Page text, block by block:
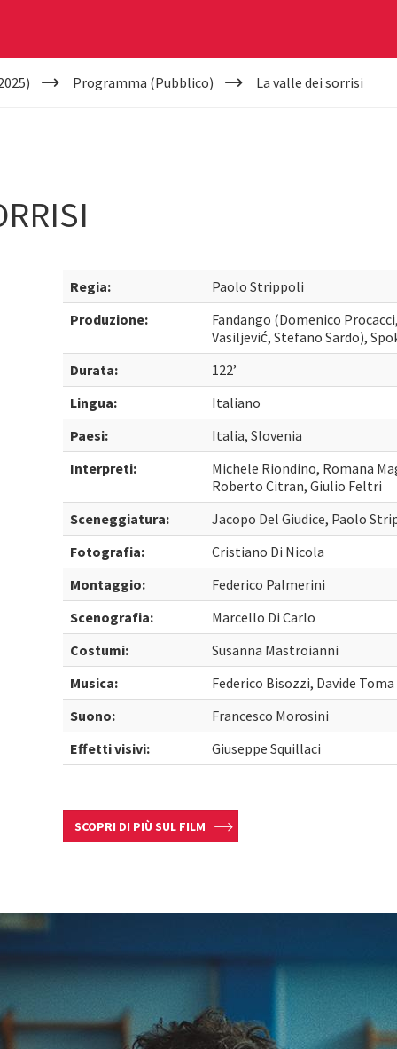
Programma (Pubblico) La valle dei sorrisi
Regia:
Paolo Strippoli
Produzione:
Fandango (Domenico
Vasiljević, Stefano Sardo),
Durata:
122’
Lingua:
Italiano
Paesi:
Italia, Slovenia
Interpreti:
Michele Riondino, Romana
Roberto Citran, Giulio Feltri
Sceneggiatura:
Jacopo Del Giudice, Paolo
Fotografia:
Cristiano Di Nicola
Montaggio:
Federico Palmerini
Scenografia:
Marcello Di Carlo
Costumi:
Susanna Mastroianni
Musica:
Federico Bisozzi, Davide Toma
Suono:
Francesco Morosini
Effetti visivi:
Giuseppe Squillaci
SCOPRI DI PIÙ SUL FILM